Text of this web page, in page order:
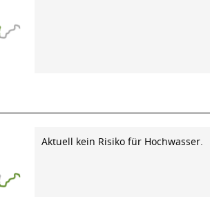
Aktuell kein Risiko für Hochwasser.